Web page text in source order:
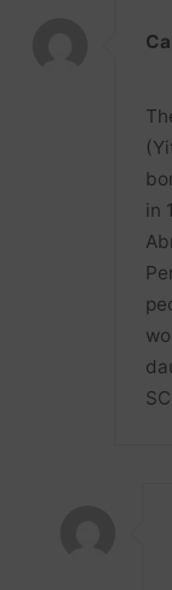
in